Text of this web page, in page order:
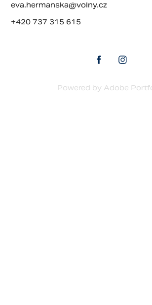
eva.hermanska@volny.cz
+420 737 315 615
Powered by Adobe